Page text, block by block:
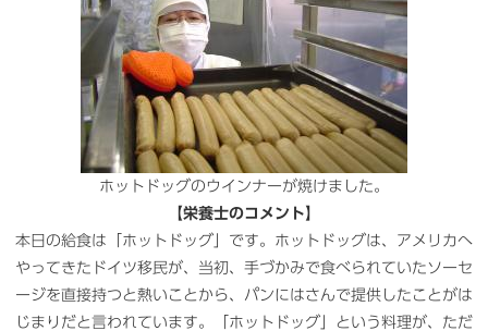
ホットドッグのウインナーが焼けました。
【栄養士のコメント】
本日の給食は「ホットドッグ」です。ホットドッグは、アメリカへ
やってきたドイツ移民が、当初、手づかみで食べられていたソーセ
ージを直接持つと熱いことから、パンにはさんで提供したことがは
じまりだと言われています。「ホットドッグ」という料理が、ただ